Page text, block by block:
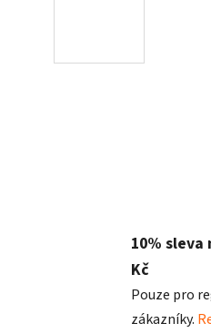
10% sleva
Kč
Pouze pro
zákazníky.